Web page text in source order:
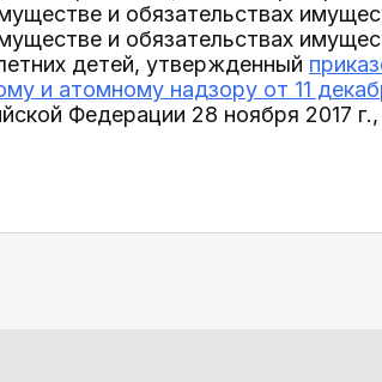
и обязательствах
и обязательствах
детей, утвержденный
и атомному надзору от 11
Федерации 28 ноября 2017